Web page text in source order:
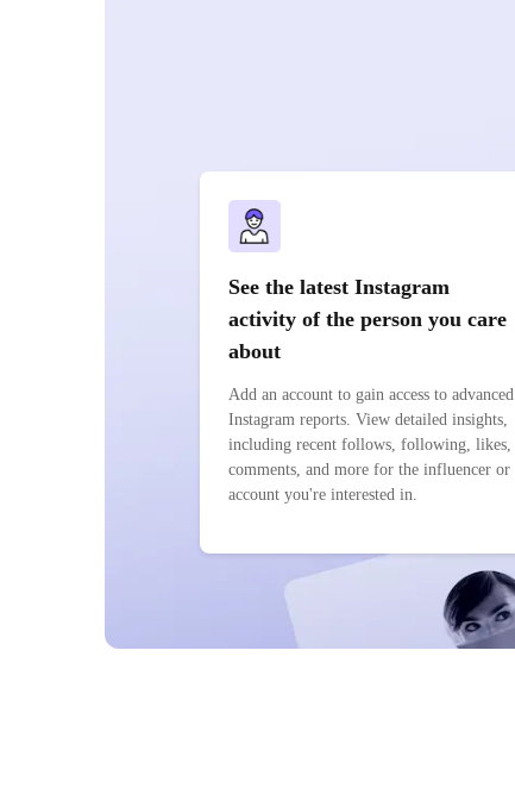
See the latest Instagram
activity of the person you care
about
Add an account to gain access to advanced
Instagram reports. View detailed insights,
including recent follows, following, likes,
comments, and more for the influencer or
account you're interested in.